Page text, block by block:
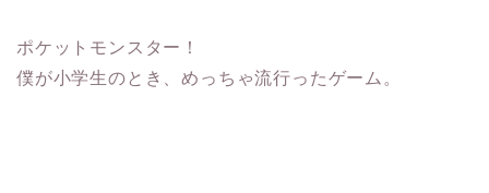
ポケットモンスター！
僕が小学生のとき、めっちゃ流行ったゲーム。